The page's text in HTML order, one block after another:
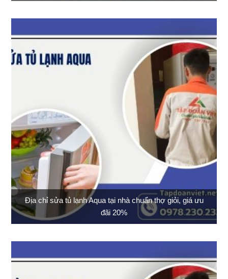
Địa chỉ sửa tủ lạnh Aqua tại nhà chuẩn thợ giỏi, giá ưu
đãi 20%